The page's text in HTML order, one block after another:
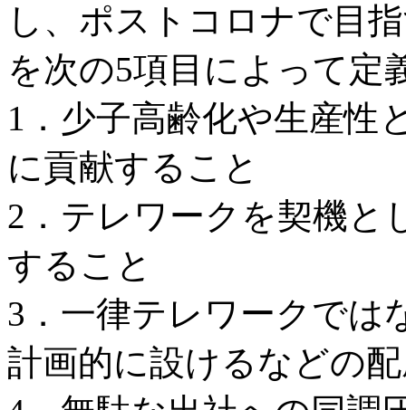
し、ポストコロナで目
を次の5項目によって定
1．少子高齢化や生産性
に貢献すること
2．テレワークを契機と
すること
3．一律テレワークでは
計画的に設けるなどの